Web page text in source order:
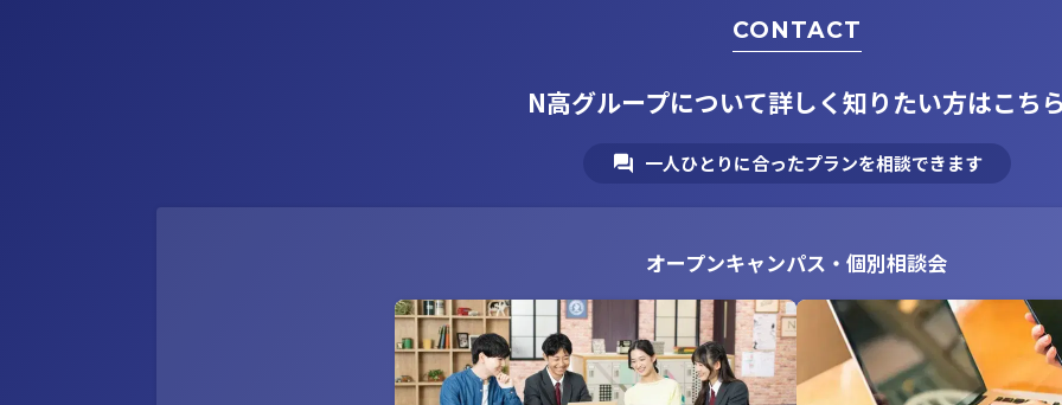
CONTACT
N高グループについて詳しく知りたい方はこち
一人ひとりに合ったプランを相談できます
オープンキャンパス・個別相談会